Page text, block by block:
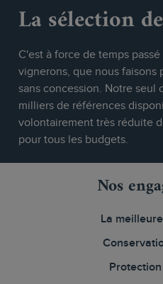
La sélection
C'est à force de temps
vignerons, que nous faisons
sans concession. Notre
milliers de références
volontairement très réduite
pour tous les budgets.
Nos
La